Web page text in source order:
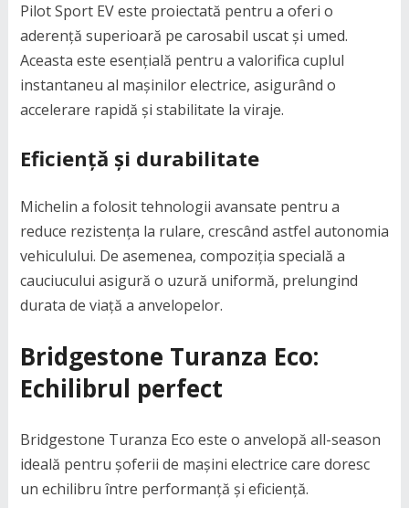
Pilot Sport EV este proiectată pentru a oferi o
aderență superioară pe carosabil uscat și umed.
Aceasta este esențială pentru a valorifica cuplul
instantaneu al mașinilor electrice, asigurând o
accelerare rapidă și stabilitate la viraje.
Eficiență și durabilitate
Michelin a folosit tehnologii avansate pentru a
reduce rezistența la rulare, crescând astfel autonomia
vehiculului. De asemenea, compoziția specială a
cauciucului asigură o uzură uniformă, prelungind
durata de viață a anvelopelor.
Bridgestone Turanza Eco:
Echilibrul perfect
Bridgestone Turanza Eco este o anvelopă all-season
ideală pentru șoferii de mașini electrice care doresc
un echilibru între performanță și eficiență.